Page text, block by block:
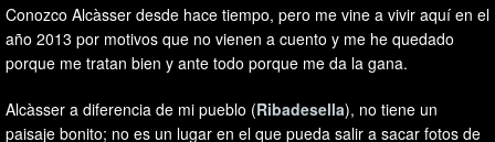
Conozco Alcàsser desde hace tiempo, pero me vine a vivir aquí en el
año 2013 por motivos que no vienen a cuento y me he quedado
porque me tratan bien y ante todo porque me da la gana.
Alcàsser a diferencia de mi pueblo (Ribadesella), no tiene un
paisaje bonito; no es un lugar en el que pueda salir a sacar fotos de